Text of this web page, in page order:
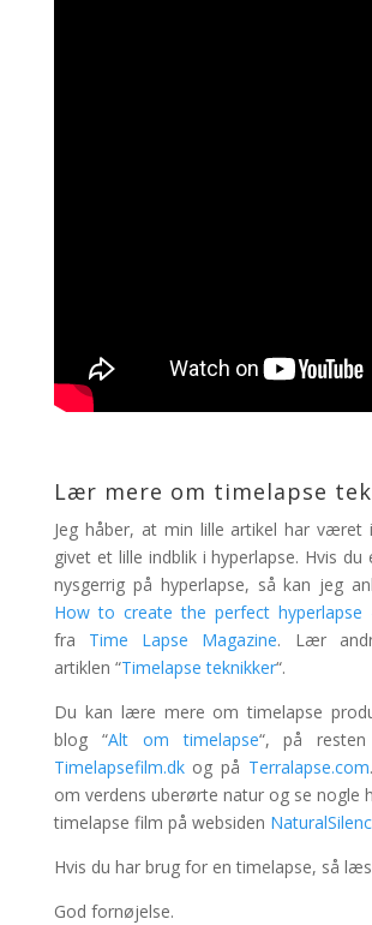
Lær mere om timelapse
Jeg håber, at min lille artikel har været
givet et lille indblik i hyperlapse. Hvis du
nysgerrig på hyperlapse, så kan jeg
How to create the perfect hyperlapse
fra Time Lapse Magazine. Lær
artiklen “Timelapse teknikker“.
Du kan lære mere om timelapse
blog “Alt om timelapse“, på
Timelapsefilm.dkog på Terralapse.com
om verdens uberørte natur og se nogle
timelapse film på websiden
Hvis du har brug for en timelapse, så
God fornøjelse.